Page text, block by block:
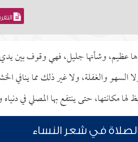
عظيم، وشأنها جليل، فهي وقوف بين
السهو والغفلة، ولا غير ذلك مما ينافي
لها مكانتها، حتى ينتفع بها المصلي في
في شعر النساء